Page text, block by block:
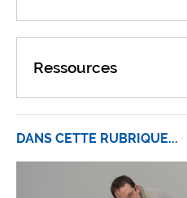
Ressources
DANS CETTE RUBRIQUE...